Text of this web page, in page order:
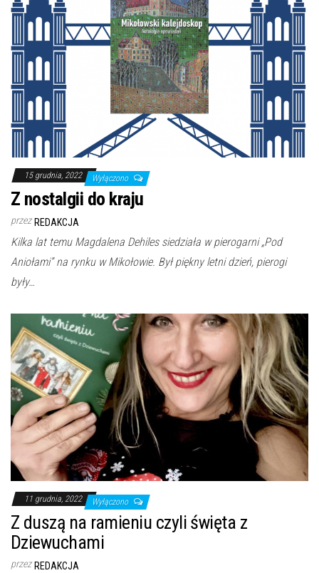
15 grudnia, 2022 Wyłączono
Z nostalgii do kraju
przez REDAKCJA
Kilka lat temu Magdalena Dehiles siedziała w pierogarni „Pod
Aniołami” na rynku w Mikołowie. Był piękny letni dzień, pierogi
były…
11 grudnia, 2022 Wyłączono
Z duszą na ramieniu czyli święta z
Dziewuchami
przez REDAKCJA